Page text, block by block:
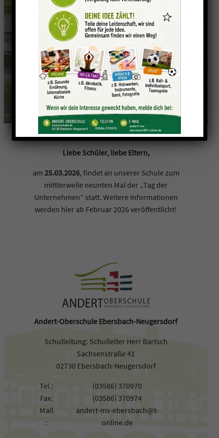
Tag der Unternehmen
2025
Liebe Schüler, liebe Eltern,
am 25.03.2026, findet an unserer Schule zum
mittlerweile neunten Mal der „Tag der
Unternehmen“ statt. Weitere Informationen
werden hier ab Februar 2026 veröffentlicht!
Andert-Oberschule Ebersbach-Neugersdorf
Schulleitung: Schulleiter Herr Bartsch
Sachsenstraße 41
02730 Ebersbach-Neugersdorf
Tel.:
(03586) 370970
Fax:
(03586) 370974
Mail
:
andert-ms-ebersbach@t-
online.de